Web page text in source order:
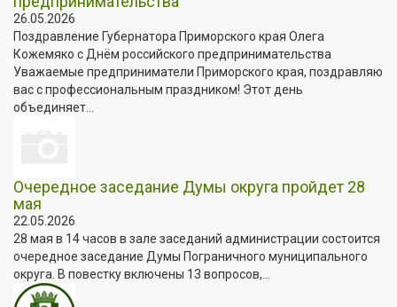
26.05.2026
Поздравление Губернатора Приморского края Олега
Кожемяко с Днём российского предпринимательства
Уважаемые предприниматели Приморского края, поздравляю
вас с профессиональным праздником! Этот день
объединяет...
Очередное заседание Думы округа пройдет 28
мая
22.05.2026
28 мая в 14 часов в зале заседаний администрации состоится
очередное заседание Думы Пограничного муниципального
округа. В повестку включены 13 вопросов,...